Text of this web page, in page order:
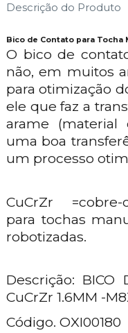
Descrição do Produto
Bico de Contato para Tocha
O bico de
não, em muitos
para otimização
ele que faz a
arame (material
uma boa
um processo
CuCrZr =cobre-
para tochas
robotizadas.
Descrição: BICO
CuCrZr 1.6MM -
Código. OXI00180